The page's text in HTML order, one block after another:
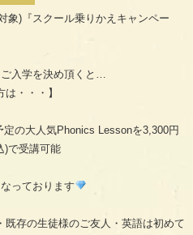
象)『スクール乗りかえキャンペー
入学を決め頂くと…
・・・】
の大人気Phonics Lessonを3,300円
)で受講可能
っております
存の生徒様のご友人・英語は初めて